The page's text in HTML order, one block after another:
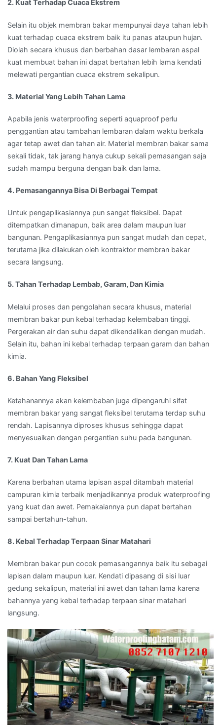
2. Kuat Terhadap Cuaca Ekstrem
Selain itu objek membran bakar mempunyai daya tahan lebih
kuat terhadap cuaca ekstrem baik itu panas ataupun hujan.
Diolah secara khusus dan berbahan dasar lembaran aspal
kuat membuat bahan ini dapat bertahan lebih lama kendati
melewati pergantian cuaca ekstrem sekalipun.
3. Material Yang Lebih Tahan Lama
Apabila jenis waterproofing seperti aquaproof perlu
penggantian atau tambahan lembaran dalam waktu berkala
agar tetap awet dan tahan air. Material membran bakar sama
sekali tidak, tak jarang hanya cukup sekali pemasangan saja
sudah mampu berguna dengan baik dan lama.
4. Pemasangannya Bisa Di Berbagai Tempat
Untuk pengaplikasiannya pun sangat fleksibel. Dapat
ditempatkan dimanapun, baik area dalam maupun luar
bangunan. Pengaplikasiannya pun sangat mudah dan cepat,
terutama jika dilakukan oleh kontraktor membran bakar
secara langsung.
5. Tahan Terhadap Lembab, Garam, Dan Kimia
Melalui proses dan pengolahan secara khusus, material
membran bakar pun kebal terhadap kelembaban tinggi.
Pergerakan air dan suhu dapat dikendalikan dengan mudah.
Selain itu, bahan ini kebal terhadap terpaan garam dan bahan
kimia.
6. Bahan Yang Fleksibel
Ketahanannya akan kelembaban juga dipengaruhi sifat
membran bakar yang sangat fleksibel terutama terdap suhu
rendah. Lapisannya diproses khusus sehingga dapat
menyesuaikan dengan pergantian suhu pada bangunan.
7. Kuat Dan Tahan Lama
Karena berbahan utama lapisan aspal ditambah material
campuran kimia terbaik menjadikannya produk waterproofing
yang kuat dan awet. Pemakaiannya pun dapat bertahan
sampai bertahun-tahun.
8. Kebal Terhadap Terpaan Sinar Matahari
Membran bakar pun cocok pemasangannya baik itu sebagai
lapisan dalam maupun luar. Kendati dipasang di sisi luar
gedung sekalipun, material ini awet dan tahan lama karena
bahannya yang kebal terhadap terpaan sinar matahari
langsung.